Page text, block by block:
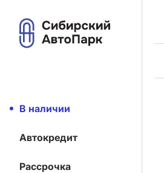
В наличии
Автокредит
Рассрочка